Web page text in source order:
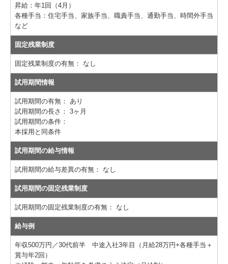
昇給：年1回（4月）
各種手当：住宅手当、家族手当、職責手当、通勤手当、時間外手当
など
固定残業制度
固定残業制度の有無： なし
試用期間情報
試用期間の有無： あり
試用期間の長さ： 3ヶ月
試用期間の条件：
本採用と同条件
試用期間の給与情報
試用期間の給与差異の有無： なし
試用期間の固定残業制度
試用期間の固定残業制度の有無： なし
給与例
年収500万円／30代前半 中途入社3年目（月給28万円+各種手当＋
賞与年2回）